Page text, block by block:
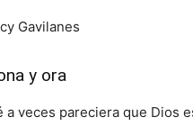
Gavilanes
y ora
a veces pareciera que Dios